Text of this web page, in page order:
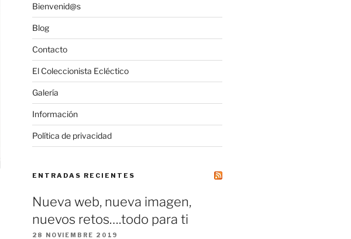
Bienvenid@s
Blog
Contacto
El Coleccionista Ecléctico
Galería
Información
Política de privacidad
ENTRADAS RECIENTES
Nueva web, nueva imagen,
nuevos retos….todo para ti
28 NOVIEMBRE 2019